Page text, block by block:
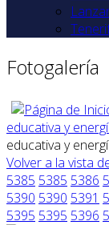
Fotogalería
educativa y
educativa y
Volver a la vista
5385 5385 5386
5390 5390 5391
5395 5395 5396